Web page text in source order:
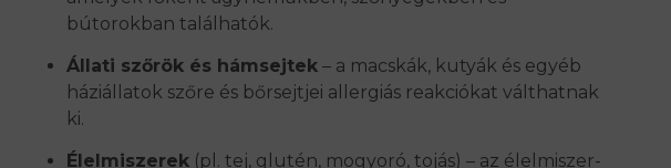
bútorokban találhatók.
Állati szőrök és hámsejtek – a macskák, kutyák és egyéb
háziállatok szőre és bőrsejtjei allergiás reakciókat válthatnak
ki.
Élelmiszerek (pl. tej, glutén, mogyoró, tojás) – az élelmiszer-